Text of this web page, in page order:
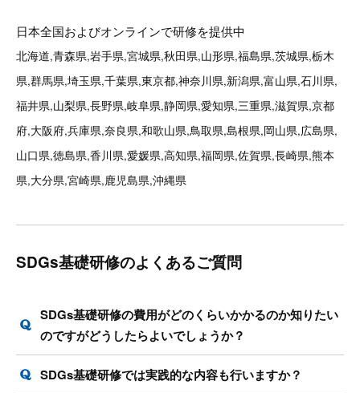
日本全国およびオンラインで研修を提供中
北海道,青森県,岩手県,宮城県,秋田県,山形県,福島県,茨城県,栃木
県,群馬県,埼玉県,千葉県,東京都,神奈川県,新潟県,富山県,石川県,
福井県,山梨県,長野県,岐阜県,静岡県,愛知県,三重県,滋賀県,京都
府,大阪府,兵庫県,奈良県,和歌山県,鳥取県,島根県,岡山県,広島県,
山口県,徳島県,香川県,愛媛県,高知県,福岡県,佐賀県,長崎県,熊本
県,大分県,宮崎県,鹿児島県,沖縄県
SDGs基礎研修のよくあるご質問
SDGs基礎研修の費用がどのくらいかかるのか知りたい
のですがどうしたらよいでしょうか？
SDGs基礎研修では実践的な内容も行いますか？